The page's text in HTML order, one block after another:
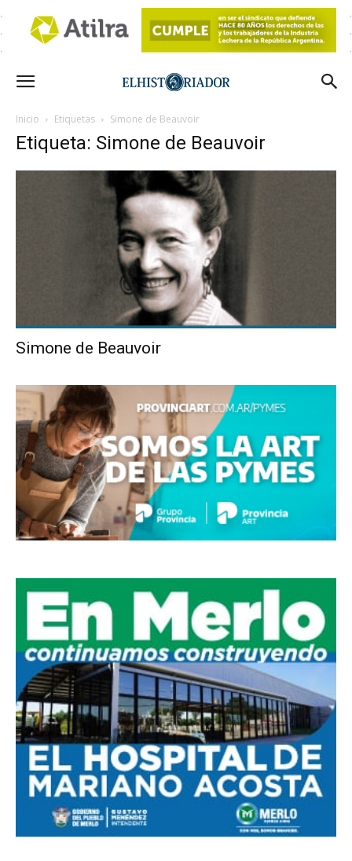
Inicio Etiquetas Simone de Beauvoir
Etiqueta: Simone de Beauvoir
Simone de Beauvoir